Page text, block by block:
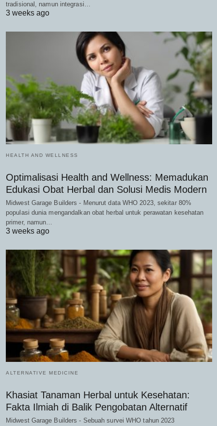
tradisional, namun integrasi…
3 weeks ago
HEALTH AND WELLNESS
Optimalisasi Health and Wellness: Memadukan
Edukasi Obat Herbal dan Solusi Medis Modern
Midwest Garage Builders - Menurut data WHO 2023, sekitar 80%
populasi dunia mengandalkan obat herbal untuk perawatan kesehatan
primer, namun…
3 weeks ago
ALTERNATIVE MEDICINE
Khasiat Tanaman Herbal untuk Kesehatan:
Fakta Ilmiah di Balik Pengobatan Alternatif
Midwest Garage Builders - Sebuah survei WHO tahun 2023